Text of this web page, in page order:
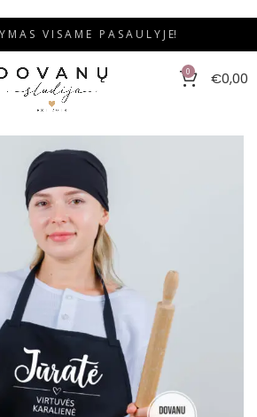
M A S V I S A M E P A S A U L Y J E!
0 €0,00